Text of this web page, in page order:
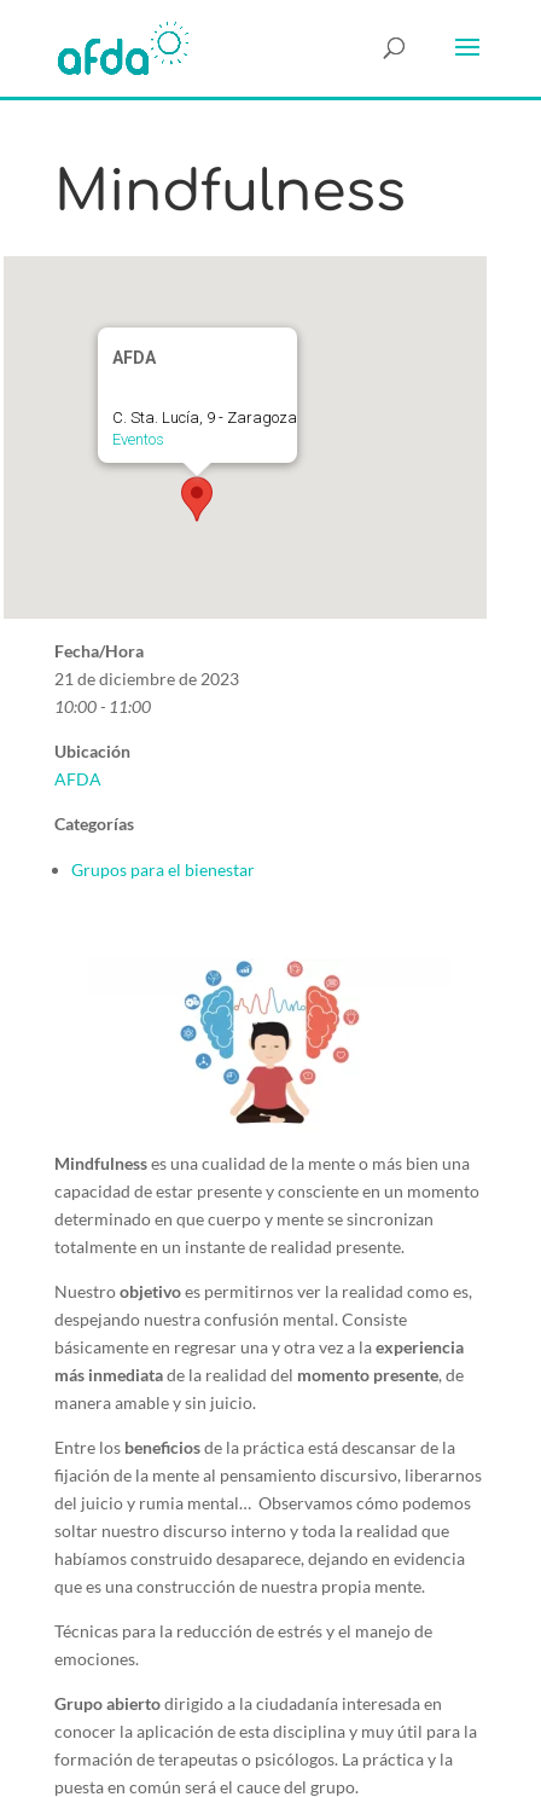
Mindfulness
AFDA
C. Sta. Lucía, 9 - Zaragoza
Eventos
Fecha/Hora
21 de diciembre de 2023
10:00 - 11:00
Ubicación
AFDA
Categorías
Grupos para el bienestar
Mindfulnesses una cualidad de la mente o más bien una
capacidad de estar presente y consciente en un momento
determinado en que cuerpo y mente se sincronizan
totalmente en un instante de realidad presente.
Nuestroobjetivoes permitirnos ver la realidad como es,
despejando nuestra confusión mental. Consiste
básicamente en regresar una y otra vez a laexperiencia
más inmediatade la realidad del momento presente, de
manera amable y sin juicio.
Entre los beneficiosde la práctica está descansar de la
fijación de la mente al pensamiento discursivo, liberarnos
del juicio y rumia mental… Observamos cómo podemos
soltar nuestro discurso interno y toda la realidad que
habíamos construido desaparece, dejando en evidencia
que es una construcción de nuestra propia mente.
Técnicas para la reducción de estrés y el manejo de
emociones.
Grupo abiertodirigido a la ciudadanía interesada en
conocer la aplicación de esta disciplina y muy útil para la
formación de terapeutas o psicólogos. La práctica y la
puesta en común será el cauce del grupo.